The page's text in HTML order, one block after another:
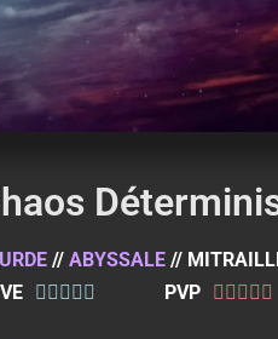
// ABYSSALE//
     PVP     